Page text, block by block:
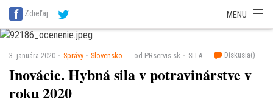
SITA Energetika
SITA Potravinárstvo
Zdieľaj MENU
3. januára 2020 Správy Slovensko od PRservis.sk SITA Diskusia()
Inovácie. Hybná sila v potravinárstve v
roku 2020